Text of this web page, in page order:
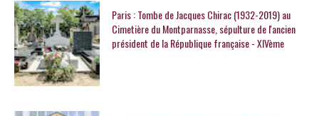
Paris : Tombe de Jacques Chirac (1932-2019) au
Cimetière du Montparnasse, sépulture de l'ancien
président de la République française - XIVème